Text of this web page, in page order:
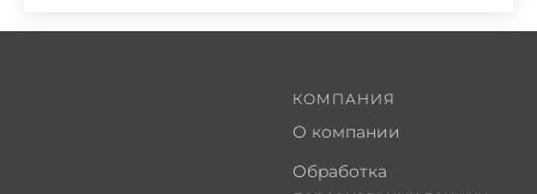
КОМПАНИЯ
О компании
Обработка